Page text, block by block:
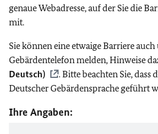
genaue Webadresse, auf der Sie die
mit.
Sie können eine etwaige Barriere auch
Gebärdentelefon melden, Hinweise
Deutsch)
. Bitte beachten Sie, dass
Deutscher Gebärdensprache geführt
Ihre Angaben: